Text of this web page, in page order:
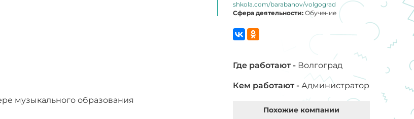
музыкального образования
shkola.com/barabanov/volgograd
Сфера деятельности: Обучение
Где работают - Волгоград
Кем работают - Администратор
Похожие компании